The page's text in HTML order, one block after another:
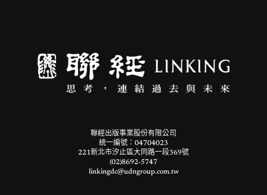
聯經出版事業股份有限公司
統一編號：04704023
221新北市汐止區大同路一段369號
(02)8692-5747
linkingdc@udngroup.com.tw